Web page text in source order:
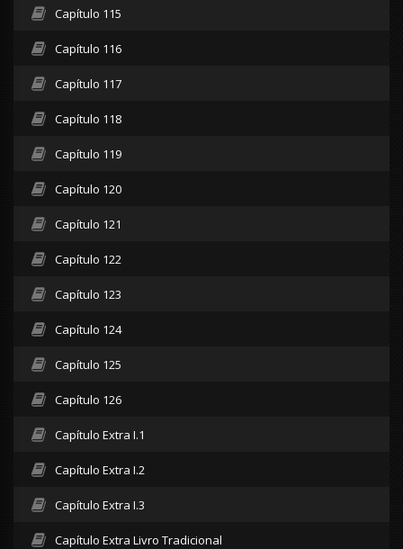
Capítulo 115
Capítulo 116
Capítulo 117
Capítulo 118
Capítulo 119
Capítulo 120
Capítulo 121
Capítulo 122
Capítulo 123
Capítulo 124
Capítulo 125
Capítulo 126
Capítulo Extra I.1
Capítulo Extra I.2
Capítulo Extra I.3
Capítulo Extra Livro Tradicional